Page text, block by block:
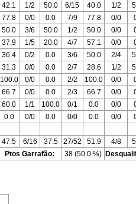
42.1 1/2 50.0 6/15 40.0 1/2
77.8 0/0 0.0 7/9 77.8 0/0
50.0 3/6 50.0 1/2 50.0 0/0
37.9 1/5 20.0 4/7 57.1 0/0
36.4 0/2 0.0 3/6 50.0 2/4
31.3 0/0 0.0 2/7 28.6 1/2
100.0 0/0 0.0 2/2 100.0 0/0
66.7 0/0 0.0 2/3 66.7 0/0
60.0 1/1 100.0 0/1 0.0 0/0
0.0 0/0 0.0 0/0 0.0 0/0
47.5 6/16 37.5 27/52 51.9 4/8
Ptos Garrafão: 38 (50.0 %)